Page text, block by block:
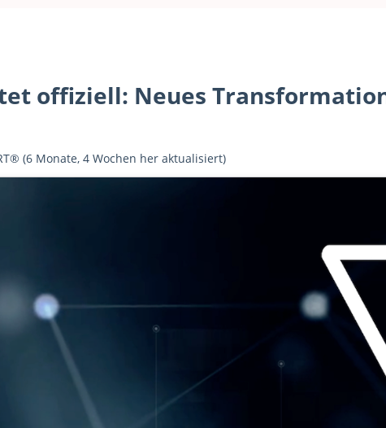
offiziell: Neues
(6 Monate, 4 Wochen her aktualisiert)